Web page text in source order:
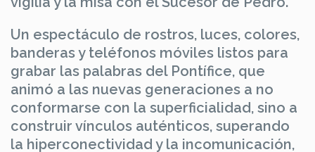
Un espectáculo de rostros, luces, colores,
banderas y teléfonos móviles listos para
grabar las palabras del Pontífice, que
animó a las nuevas generaciones a no
conformarse con la superficialidad, sino a
construir vínculos auténticos, superando
la hiperconectividad y la incomunicación,